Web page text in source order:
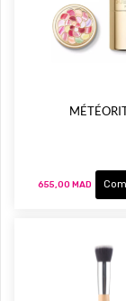
655,00 MAD